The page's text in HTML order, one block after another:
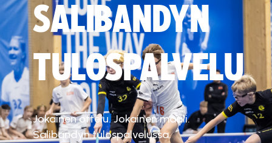
SALIBANDYN
TULOSPALVELU
Jokainen ottelu. Jokainen maali.
Salibandyn tulospalvelussa.